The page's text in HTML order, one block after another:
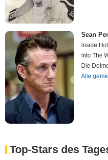
Sean
Inside
Into The
Die
Alle
Top-Stars des